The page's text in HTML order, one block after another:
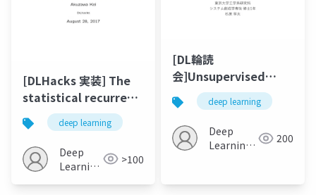
[DLHacks 実装] The
statistical recurrent
unit
deep learning
Deep
Learning
>100
[DL輪読
会]Unsupervised
Learning of 3D
Structure from
Images
deep learning
Deep
Learning
200